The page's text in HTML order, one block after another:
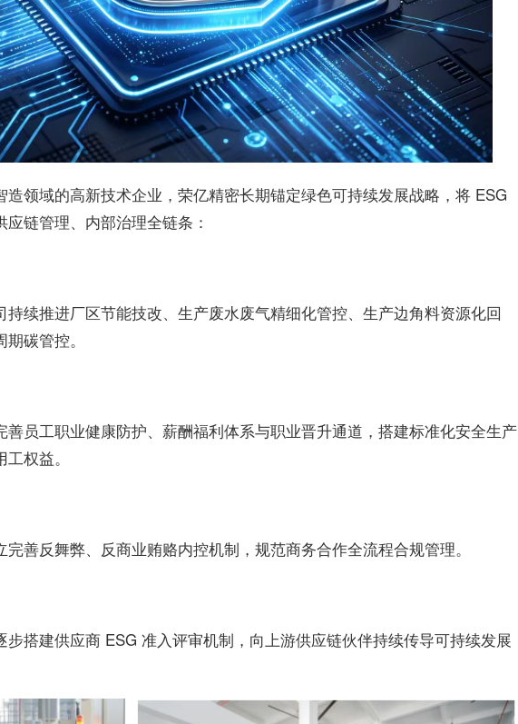
领域的高新技术企业， 荣亿精密长期锚定绿色可持续发展战略，将 ESG
链管理、内部治理全链条：
持续推进厂区节能技改、生产废水废气精细化管控、生产边角料资源化回
碳管控。
善员工职业健康防护、薪酬福利体系与职业晋升通道，搭建标准化安全生产
权益。
善反舞弊、反商业贿赂内控机制，规范商务合作全流程合规管理。
步搭建供应商 ESG 准入评审机制，向上游供应链伙伴持续传导可持续发展